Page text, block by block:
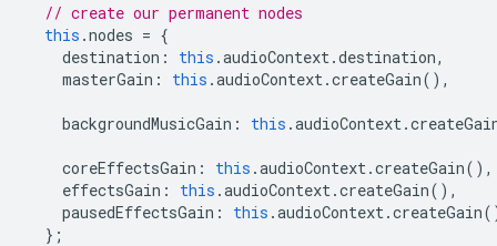
// create our permanent nodes
this .nodes = {
destination : this .audioContext.destination,
masterGain : this .audioContext.createGain(),
backgroundMusicGain : this .audioContext.
coreEffectsGain : this .audioContext.createGain(),
effectsGain : this .audioContext.createGain(),
pausedEffectsGain : this .audioContext.createGain
};